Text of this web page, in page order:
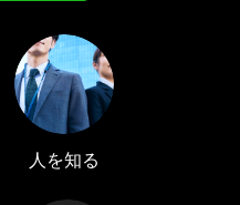
人を知る